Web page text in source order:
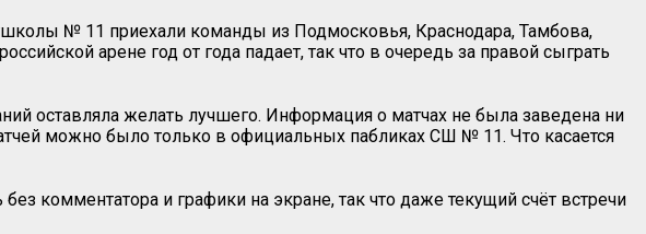
№ 11 приехали команды из Подмосковья, Краснодара, Тамбова,
арене год от года падает, так что в очередь за правой сыграть
оставляла желать лучшего. Информация о матчах не была заведена ни
можно было только в официальных пабликах СШ № 11. Что касается
комментатора и графики на экране, так что даже текущий счёт встречи